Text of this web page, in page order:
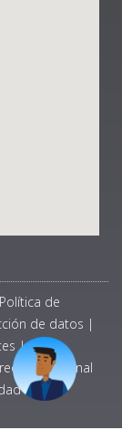
de
de datos |
|
Institucional
Visual